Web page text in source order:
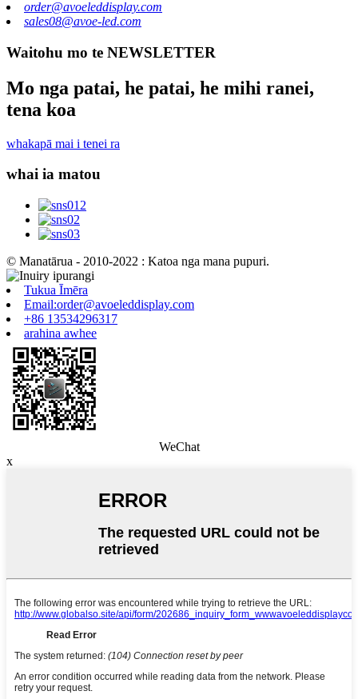
order@avoeleddisplay.com
sales08@avoe-led.com
Waitohu mo te NEWSLETTER
Mo nga patai, he patai, he mihi ranei,
tena koa
whakapā mai i tenei ra
whai ia matou
© Manatārua - 2010-2022 : Katoa nga mana pupuri.
Tukua Īmēra
Email:order@avoeleddisplay.com
+86 13534296317
arahina awhee
WeChat
x